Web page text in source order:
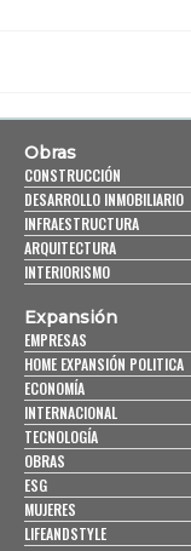
Obras
CONSTRUCCIÓN
DESARROLLO INMOBILIARIO
INFRAESTRUCTURA
ARQUITECTURA
INTERIORISMO
Expansión
EMPRESAS
HOME EXPANSIÓN POLITICA
ECONOMÍA
INTERNACIONAL
TECNOLOGÍA
OBRAS
ESG
MUJERES
LIFEANDSTYLE